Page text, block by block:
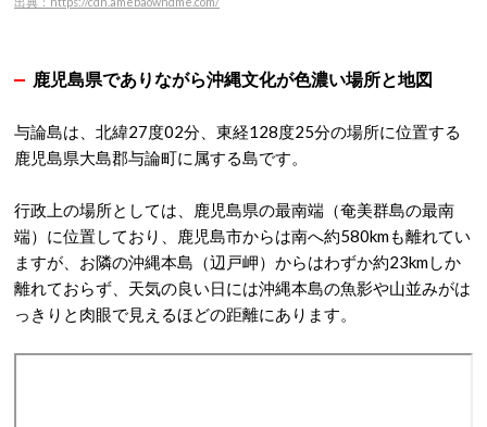
鹿児島県でありながら沖縄文化が色濃い場所と地図
与論島は、北緯27度02分、東経128度25分の場所に位置する
鹿児島県大島郡与論町に属する島です。
行政上の場所としては、鹿児島県の最南端（奄美群島の最南
端）に位置しており、鹿児島市からは南へ約580kmも離れてい
ますが、お隣の沖縄本島（辺戸岬）からはわずか約23kmしか
離れておらず、天気の良い日には沖縄本島の魚影や山並みがは
っきりと肉眼で見えるほどの距離にあります。